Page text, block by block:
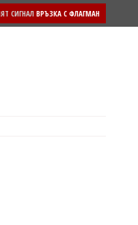
СИГНАЛ ВРЪЗКА С ФЛАГМАН